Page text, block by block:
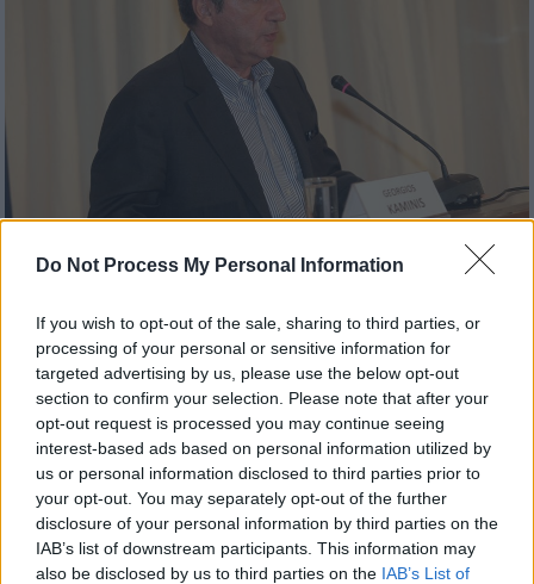
Do Not Process My Personal Information
If you wish to opt-out of the sale, sharing to third parties, or
processing of your personal or sensitive information for
targeted advertising by us, please use the below opt-out
section to confirm your selection. Please note that after your
opt-out request is processed you may continue seeing
interest-based ads based on personal information utilized by
us or personal information disclosed to third parties prior to
your opt-out. You may separately opt-out of the further
disclosure of your personal information by third parties on the
IAB’s list of downstream participants. This information may
also be disclosed by us to third parties on the IAB’s List of
Προσθέστε το ΕΘΝΟΣ στη Google
Με αυτή την αφορμή ο δήμαρχος Αθηναίων,
Γιώργος Καμίνης, μιλώντας στον ΘΕΜΑ
104,6, αναφέρθηκε στις αλλαγές που πρέπει
να φέρει η σύγχρονη αυτή τάση στην
οικονομική ανάπτυξη της Αθήνας και στη
λειτουργία της πρωτεύουσας.